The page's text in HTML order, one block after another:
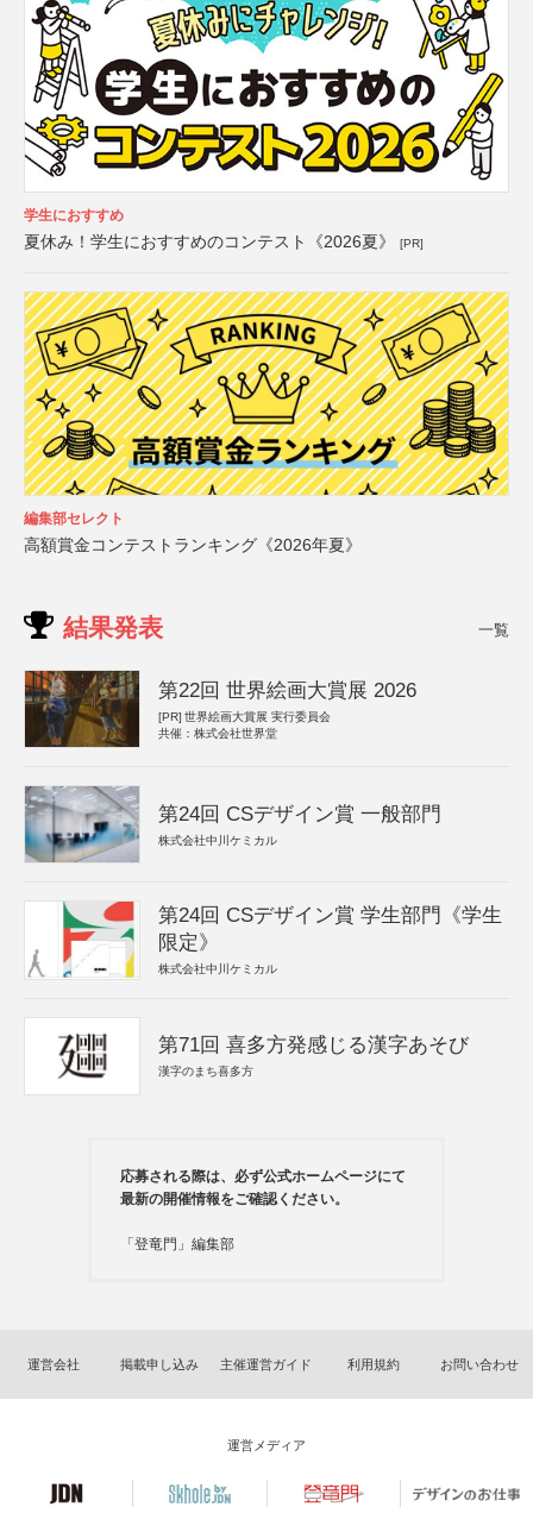
学生におすすめ
夏休み！学生におすすめのコンテスト《2026夏》 [PR]
編集部セレクト
高額賞金コンテストランキング《2026年夏》
結果発表 一覧
第22回 世界絵画大賞展 2026
[PR] 世界絵画大賞展 実行委員会
共催：株式会社世界堂
第24回 CSデザイン賞 一般部門
株式会社中川ケミカル
第24回 CSデザイン賞 学生部門《学生
限定》
株式会社中川ケミカル
第71回 喜多方発感じる漢字あそび
漢字のまち喜多方
応募される際は、必ず公式ホームページにて
最新の開催情報をご確認ください。
「登竜門」編集部
運営会社 掲載申し込み 主催運営ガイド 利用規約 お問い合わせ
運営メディア